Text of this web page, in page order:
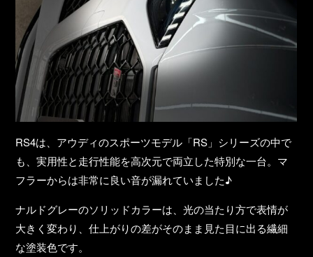
RS4は、アウディのスポーツモデル「RS」シリーズの中で
も、実用性と走行性能を高次元で両立した特別な一台。マ
フラーからは非常に良い音が漏れていました♪
ナルドグレーのソリッドカラーは、光の当たり方で表情が
大きく変わり、仕上がりの差がそのまま見た目に出る繊細
な塗装色です。